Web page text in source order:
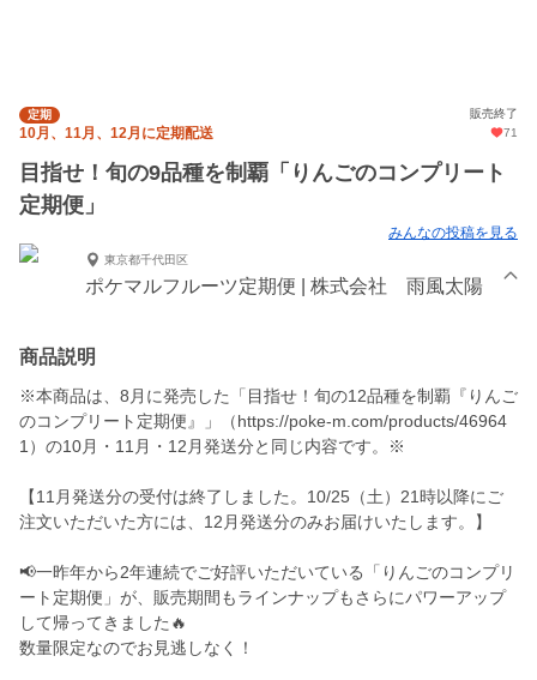
定期 販売終了
10月、11月、12月に定期配送 71
目指せ！旬の9品種を制覇「りんごのコンプリート
定期便」
みんなの投稿を見る
東京都千代田区
ポケマルフルーツ定期便 | 株式会社 雨風太陽
商品説明
※本商品は、8月に発売した「目指せ！旬の12品種を制覇『りんご
のコンプリート定期便』」（https://poke-m.com/products/46964
1）の10月・11月・12月発送分と同じ内容です。※
【11月発送分の受付は終了しました。10/25（土）21時以降にご
注文いただいた方には、12月発送分のみお届けいたします。】
📢一昨年から2年連続でご好評いただいている「りんごのコンプリ
ート定期便」が、販売期間もラインナップもさらにパワーアップ
して帰ってきました🔥
数量限定なのでお見逃しなく！